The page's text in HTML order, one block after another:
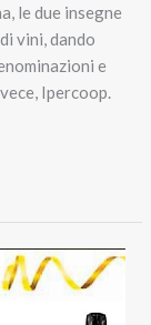
le due insegne
vini, dando
e
Ipercoop.